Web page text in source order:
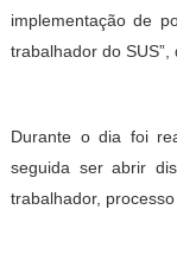
implementação de
trabalhador do SUS”,
Durante o dia foi
seguida ser abrir
trabalhador,